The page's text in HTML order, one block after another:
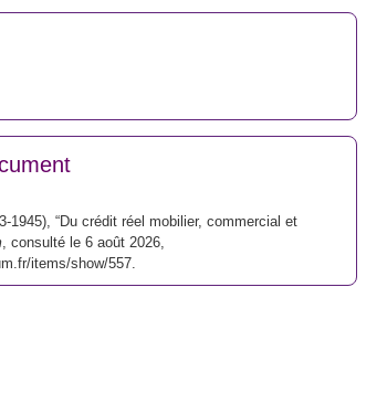
1945), “Du crédit réel mobilier, commercial et
, consulté le 6 août 2026,
items/show/557.